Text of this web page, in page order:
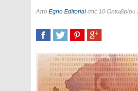
Από Egno Editorial στις 10 Οκτωβρίου